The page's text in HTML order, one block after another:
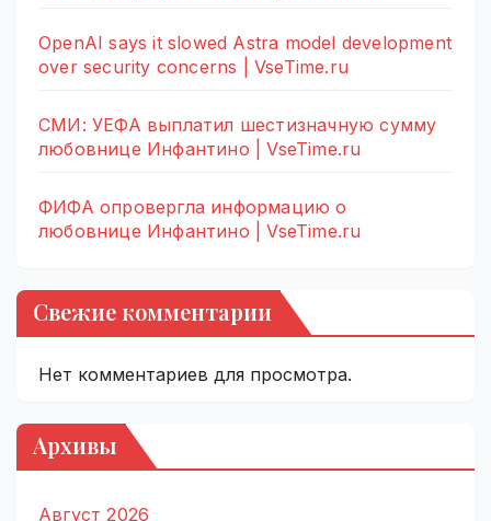
OpenAI says it slowed Astra model development
over security concerns | VseTime.ru
СМИ: УЕФА выплатил шестизначную сумму
любовнице Инфантино | VseTime.ru
ФИФА опровергла информацию о
любовнице Инфантино | VseTime.ru
Свежие комментарии
Нет комментариев для просмотра.
Архивы
Август 2026